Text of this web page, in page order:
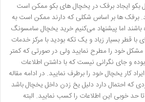
ایجاد برفک در یخچال های بکو ممکن است
برفک ها بر اساس شکلی که دارند ممکن است به
اما پیشنهاد می‌کنیم خرید یخچال سامسونگ
با قطر بسیار زیاد و یک تکه بودید با مرکز خدمات
خود را مطرح نمایید ولی در صورتی که کمتر
و جای نگرانی نیست که با داشتن اطلاعات
کار یخچال خود را برطرف نمایید. در ادامه مقاله
که احتمال دارد دلیل یخ زدن داخل یخچال باشد
حد خوبی این اطلاعات را کسب نمایید. البته